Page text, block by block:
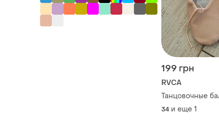
199 грн
RVCA
Танцовочные
34 и еще 1